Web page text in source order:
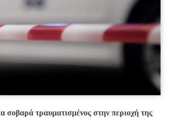
σοβαρά τραυματισμένος στην περιοχή της